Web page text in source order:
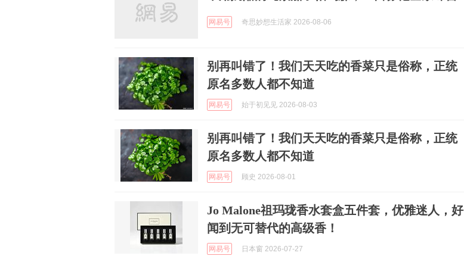
网易号 奇思妙想生活家 2026-08-06
别再叫错了！我们天天吃的香菜只是俗称，正统
原名多数人都不知道
网易号 始于初见见 2026-08-03
别再叫错了！我们天天吃的香菜只是俗称，正统
原名多数人都不知道
网易号 顾史 2026-08-01
Jo Malone祖玛珑香水套盒五件套，优雅迷人，好
闻到无可替代的高级香！
网易号 日本窗 2026-07-27